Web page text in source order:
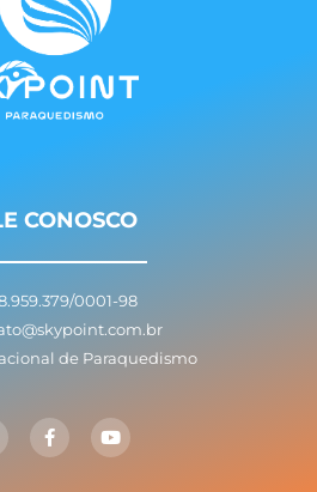
CONOSCO
0001-98
de Paraquedismo
a
c
e
o
u
t